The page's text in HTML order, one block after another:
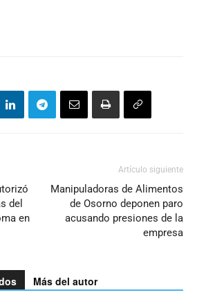
del
en
Artículo siguiente
Manipuladoras de Alimentos
de Osorno deponen paro
acusando presiones de la
empresa
Más del autor